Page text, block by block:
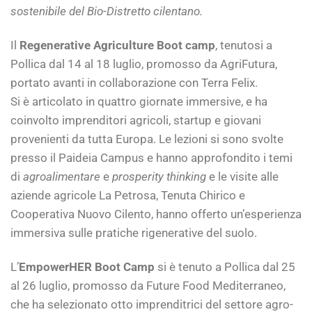
sostenibile del Bio-Distretto cilentano.
Il Regenerative Agriculture Boot camp, tenutosi a
Pollica dal 14 al 18 luglio, promosso da AgriFutura,
portato avanti in collaborazione con Terra Felix.
Si è articolato in quattro giornate immersive, e ha
coinvolto imprenditori agricoli, startup e giovani
provenienti da tutta Europa. Le lezioni si sono svolte
presso il Paideia Campus e hanno approfondito i temi
di agroalimentare e prosperity thinking e le visite alle
aziende agricole La Petrosa, Tenuta Chirico e
Cooperativa Nuovo Cilento, hanno offerto un’esperienza
immersiva sulle pratiche rigenerative del suolo.
L’EmpowerHER Boot Camp si è tenuto a Pollica dal 25
al 26 luglio, promosso da Future Food Mediterraneo,
che ha selezionato otto imprenditrici del settore agro-